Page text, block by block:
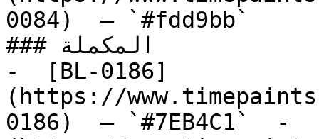
0084)  — `#fdd9bb`
### المكملة
-  [BL-0186]
(https://
0186)  — `#7EB4C1`  -